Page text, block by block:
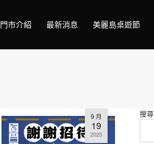
門市介紹 最新消息 美麗島桌遊節
9 月
19
2025
搜尋